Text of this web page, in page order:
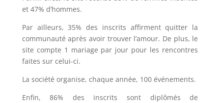
et 47% d’hommes.
Par ailleurs, 35% des inscrits affirment quitter la
communauté après avoir trouver l’amour. De plus, le
site compte 1 mariage par jour pour les rencontres
faites sur celui-ci.
La société organise, chaque année, 100 événements.
Enfin, 86% des inscrits sont diplômés de